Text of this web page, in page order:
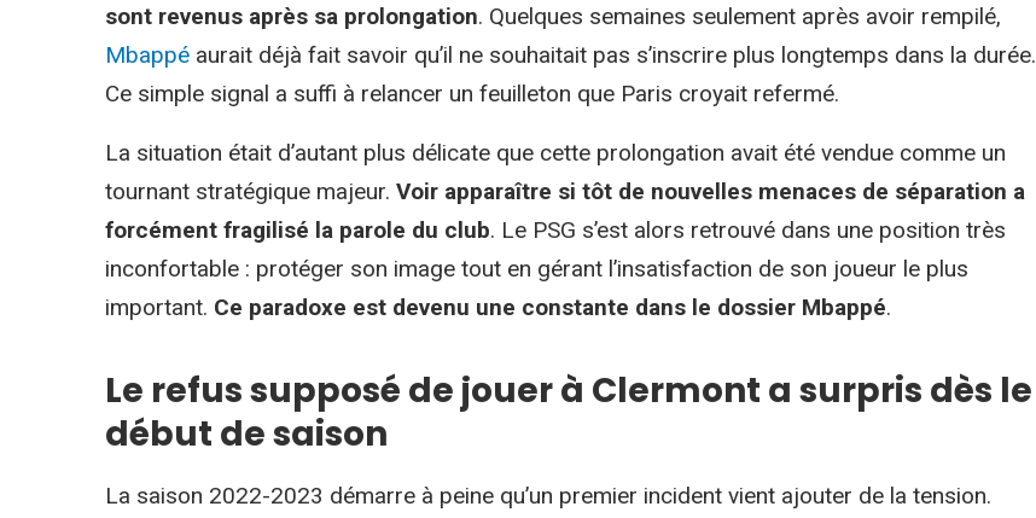
sont revenus après sa prolongation. Quelques semaines seulement après avoir rempilé,
Mbappé aurait déjà fait savoir qu’il ne souhaitait pas s’inscrire plus longtemps dans la durée.
Ce simple signal a suffi à relancer un feuilleton que Paris croyait refermé.
La situation était d’autant plus délicate que cette prolongation avait été vendue comme un
tournant stratégique majeur. Voir apparaître si tôt de nouvelles menaces de séparation a
forcément fragilisé la parole du club. Le PSG s’est alors retrouvé dans une position très
inconfortable : protéger son image tout en gérant l’insatisfaction de son joueur le plus
important. Ce paradoxe est devenu une constante dans le dossier Mbappé.
Le refus supposé de jouer à Clermont a surpris dès le
début de saison
La saison 2022-2023 démarre à peine qu’un premier incident vient ajouter de la tension.